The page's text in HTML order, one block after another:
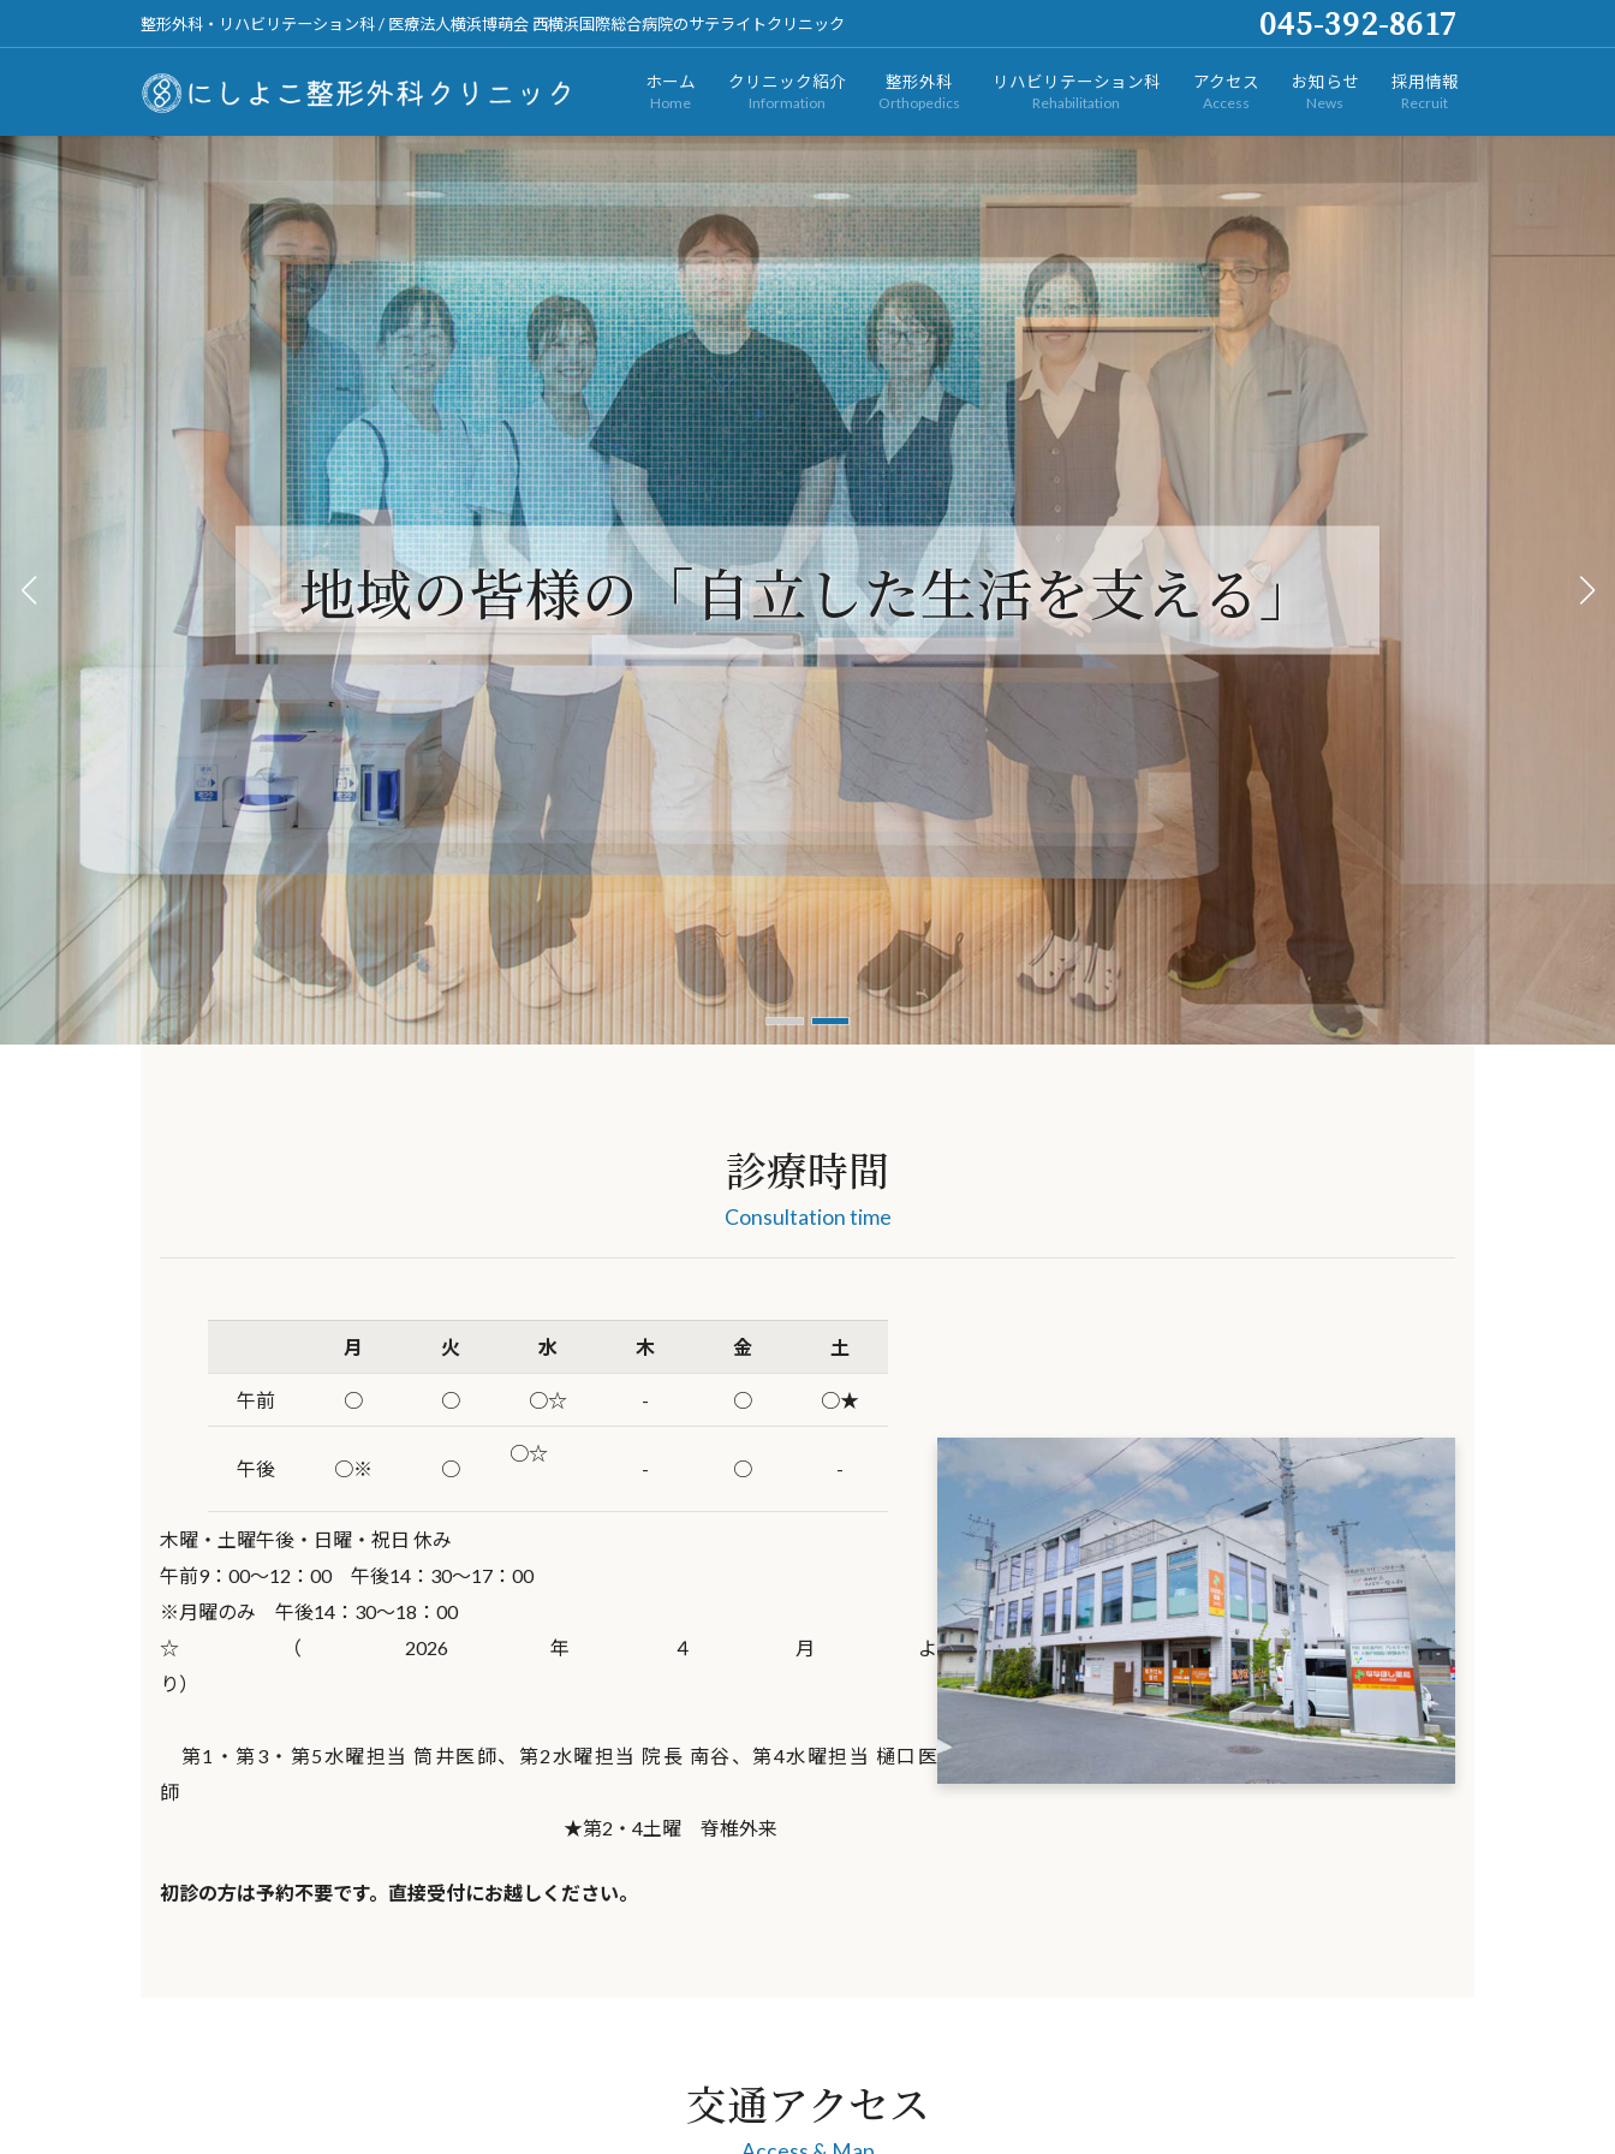
ン
ツ
キ
プ
ビ
シ
に
動
整形外科・リハビリテーション科 / 医療法人横浜博萌会 西横浜国際総合病院のサテライトクリニック 045-392-8617
ホーム
Home
クリニック紹介
Information
整形外科
Orthopedics
リハビリテーション科
Rehabilitation
アクセス
Access
お知らせ
News
採用情報
Recruit
地域の皆様の「自立した生活を支える」
地域の皆様の「自立した生活を支える」
診療時間
Consultation time
月 火 水 木 金 土
午前 ○ ○ ○☆ - ○ ○★
午後 ○※ ○
○☆
- ○ -
木曜・土曜午後・日曜・祝日 休み
午前9：00～12：00 午後14：30～17：00
※月曜のみ 午後14：30～18：00
☆（2026年４月よ
り）
第1・第3・第5水曜担当 筒井医師、第2水曜担当 院長 南谷、第4水曜担当 樋口医
師
★第2・4土曜 脊椎外来
初診の方は予約不要です。直接受付にお越しください。
交通アクセス